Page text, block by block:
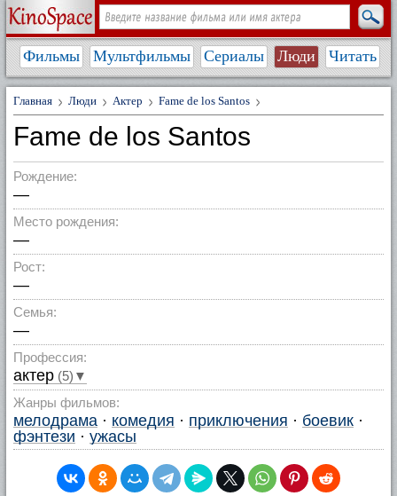
Фильмы Мультфильмы Сериалы Люди Читать
Главная Люди Актер Fame de los Santos
Fame de los Santos
Рождение:
—
Место рождения:
—
Рост:
—
Семья:
—
Профессия:
актер (5)▼
Жанры фильмов:
мелодрама · комедия · приключения · боевик ·
фэнтези · ужасы